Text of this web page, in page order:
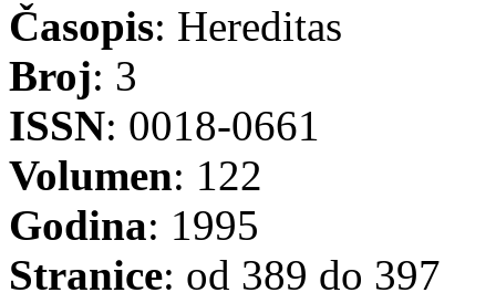
Časopis: Hereditas
Broj: 3
ISSN: 0018-0661
Volumen: 122
Godina: 1995
Stranice: od 389 do 397